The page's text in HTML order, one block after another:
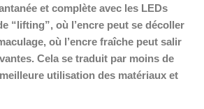
et complète avec les LEDs
“lifting”, où l’encre peut se décoller
où l’encre fraîche peut salir
Cela se traduit par moins de
utilisation des matériaux et